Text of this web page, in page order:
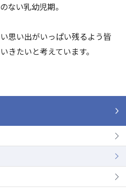
ない乳幼児期。
思い出がいっぱい残るよう皆
きたいと考えています。